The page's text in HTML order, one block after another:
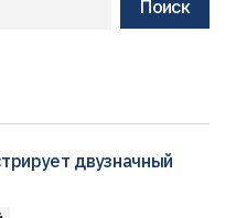
Поиск
двузначный